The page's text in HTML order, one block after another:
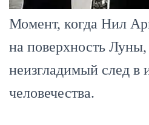
Момент, когда Нил
на поверхность Луны,
неизгладимый след в
человечества.